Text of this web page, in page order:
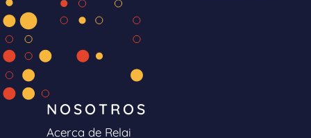
NOSOTROS
Acerca de Relai